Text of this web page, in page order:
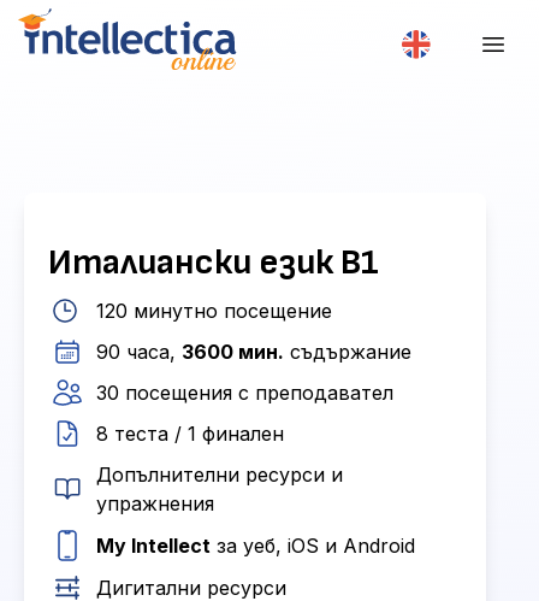
Италиански език B1
120 минутно посещение
90 часа, 3600 мин. съдържание
30 посещения с преподавател
8 теста / 1 финален
Допълнителни ресурси и
упражнения
My Intellect за уеб, iOS и Android
Дигитални ресурси